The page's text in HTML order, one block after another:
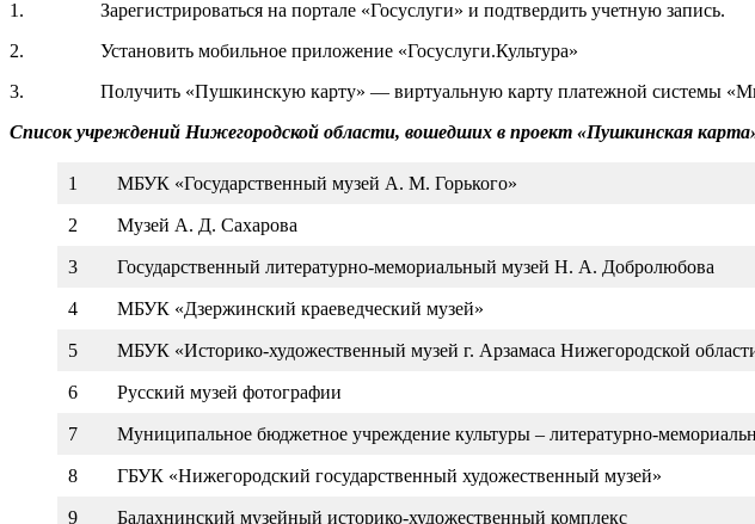
1. Зарегистрироваться на портале «Госуслуги» и подтвердить учетную запись.
2. Установить мобильное приложение «Госуслуги.Культура»
3. Получить «Пушкинскую карту» — виртуальную карту платежной системы «Мир»
Список учреждений Нижегородской области, вошедших в проект «Пушкинская
1 МБУК «Государственный музей А. М. Горького»
2 Музей А. Д. Сахарова
3 Государственный литературно-мемориальный музей Н. А. Добролюбова
4 МБУК «Дзержинский краеведческий музей»
5 МБУК «Историко-художественный музей г. Арзамаса Нижегородской
6 Русский музей фотографии
7 Муниципальное бюджетное учреждение культуры – литературно-
8 ГБУК «Нижегородский государственный художественный музей»
9 Балахнинский музейный историко-художественный комплекс